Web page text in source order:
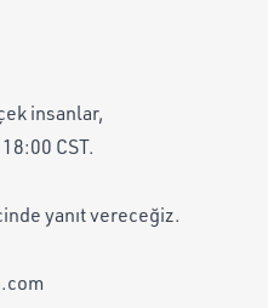
insanlar,
CST.
yanıt vereceğiz.